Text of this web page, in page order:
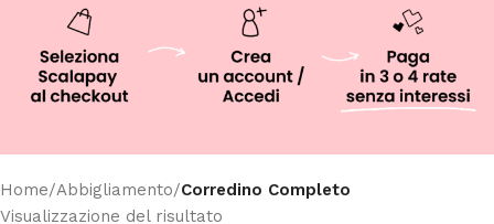
Home/Abbigliamento/Corredino Completo
Visualizzazione del risultato